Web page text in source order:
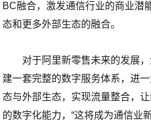
BC融合，激发通信行业的商业潜
态和更多外部生态的融合。
对于阿里新零售未来的发展
建一套完整的数字服务体系，进
态与外部生态，实现流量整合，
的数字化能力，“这将成为通信业